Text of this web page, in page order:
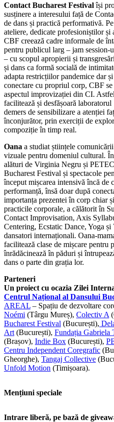
Contact Bucharest Festivalîși
susținere a interesului față de
de dans și practică performativă.
ateliere, dedicate profesioniștilor și
CBF creează cadre informale de
pentru publicul larg – jam
– cu scopul apropierii și
și dans ca formă socială de
adapta restricțiilor pandemice dar
conectare cu propriul corp, CBF
aspectul improvizației din CI.
facilitează și desfășoară laboratorul
demers de sensibilizare a atenției
înconjurător, prin exerciții de
compoziție în timp real.
Oana a studiat științele
vizuale pentru domeniul cultural.
alături de Virginia Negru și
Bucharest Festival și spectacole
început mișcarea intensivă încă de
performanță, însă doar după
importanța prezentei în corp chiar
practicile corporale, a călătorit în
Contact Improvisation, Axis
Centering, Ecstatic Dance, Yoga
dansatori internaționali. Oana-
facilitează clase de mișcare
înrădăcinează în păduri și
dans o parte din grația lor.
Parteneri
Un proiect cu ocazia Zilei
Centrul Național al Dansului
AREAL – Spațiu de dezvoltare
Noémi (Târgu Mureș), Colectiv A
Bucharest Festival (București),
Art (București), Fundația Gabriela
(Brașov), Indie Box (București),
Centru Independent Coregrafic
Gheorghe), Tangaj Collective
Unfold Motion (Timișoara).
Mențiuni speciale
Intrare liberă, pe bază de